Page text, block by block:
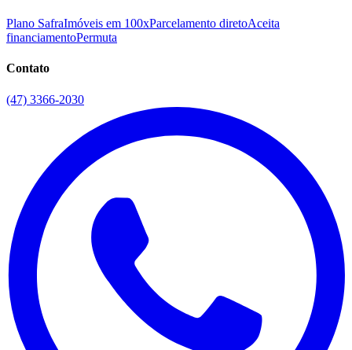
Plano SafraImóveis em 100xParcelamento diretoAceita
financiamentoPermuta
Contato
(47) 3366-2030